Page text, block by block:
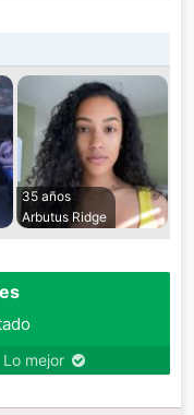
35 años
Arbutus Ridge
Lo mejor